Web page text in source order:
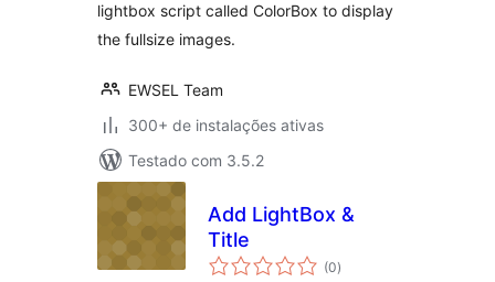
lightbox script called ColorBox to display
the fullsize images.
EWSEL Team
300+ de instalações ativas
Testado com 3.5.2
Add LightBox &
Title
(0total
de
)